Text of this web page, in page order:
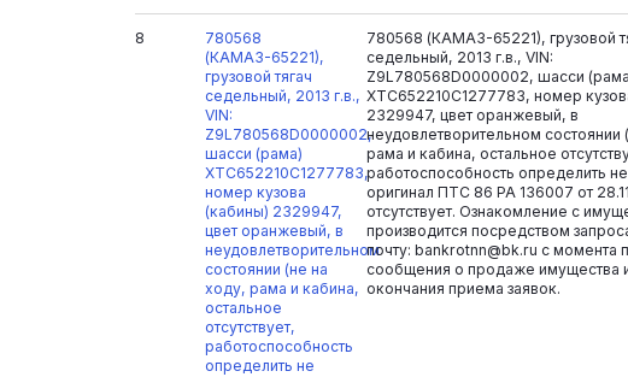
8
780568
(КАМАЗ-65221),
грузовой тягач
седельный, 2013 г.в.,
VIN:
Z9L780568D0000002,
шасси (рама)
XTC652210C1277783,
номер кузова
(кабины) 2329947,
цвет оранжевый, в
неудовлетворительном
состоянии (не на
ходу, рама и кабина,
остальное
отсутствует,
работоспособность
определить не
780568 (КАМАЗ-65221), грузовой
седельный, 2013 г.в., VIN:
Z9L780568D0000002, шасси
XTC652210C1277783, номер
2329947, цвет оранжевый, в
неудовлетворительном состоянии
рама и кабина, остальное
работоспособность определить
оригинал ПТС 86 РА 136007 от
отсутствует. Ознакомление с
производится посредством
почту: bankrotnn@bk.ru с момента
сообщения о продаже имущества
окончания приема заявок.